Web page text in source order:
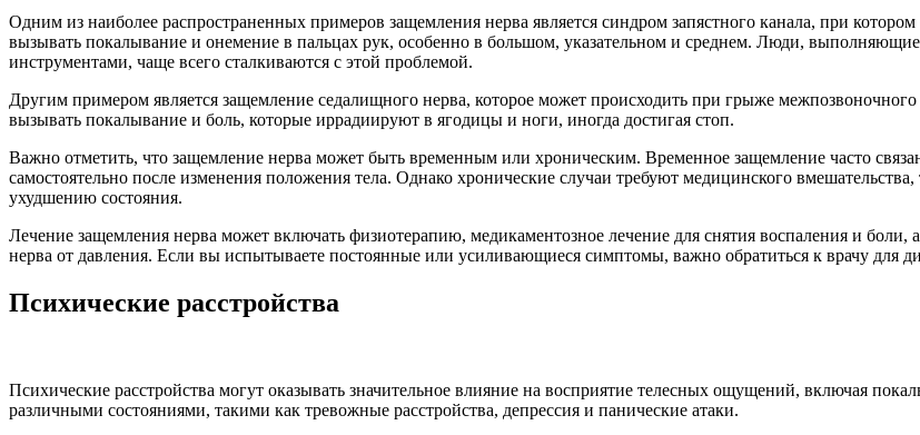
Одним из наиболее распространенных примеров защемления нерва является синдром запястного канала, при
вызывать покалывание и онемение в пальцах рук, особенно в большом, указательном и среднем. Люди,
инструментами, чаще всего сталкиваются с этой проблемой.
Другим примером является защемление седалищного нерва, которое может происходить при грыже
вызывать покалывание и боль, которые иррадиируют в ягодицы и ноги, иногда достигая стоп.
Важно отметить, что защемление нерва может быть временным или хроническим. Временное защемление часто
самостоятельно после изменения положения тела. Однако хронические случаи требуют медицинского
ухудшению состояния.
Лечение защемления нерва может включать физиотерапию, медикаментозное лечение для снятия воспаления и
нерва от давления. Если вы испытываете постоянные или усиливающиеся симптомы, важно обратиться к врачу для
Психические расстройства
Психические расстройства могут оказывать значительное влияние на восприятие телесных ощущений, включая
различными состояниями, такими как тревожные расстройства, депрессия и панические атаки.